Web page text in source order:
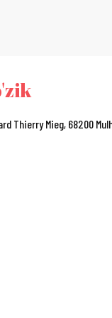
Thierry Mieg, 68200